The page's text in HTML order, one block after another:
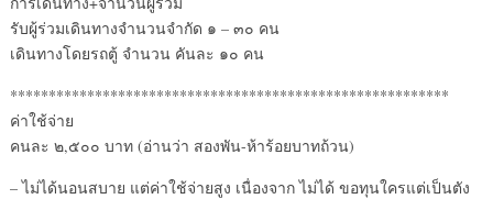
รับผู้ร่วมเดินทางจำนวนจำกัด ๑ – ๓๐ คน
เดินทางโดยรถตู้ จำนวน คันละ ๑๐ คน
*********************************************************
ค่าใช้จ่าย
คนละ ๒,๕๐๐ บาท (อ่านว่า สองพัน-ห้าร้อยบาทถ้วน)
– ไม่ได้นอนสบาย แต่ค่าใช้จ่ายสูง เนื่องจาก ไม่ได้ ขอทุนใครแต่เป็นตัง